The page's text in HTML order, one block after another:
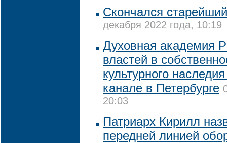
Скончался
декабря 2022 года, 10:19
Духовная академия
властей в
культурного
канале в Петербурге
20:03
Патриарх Кирилл
передней линией